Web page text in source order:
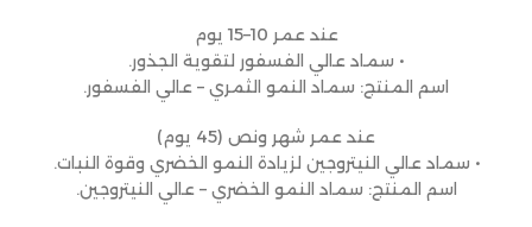
عند عمر 10–15 يوم
• سماد عالي الفسفور لتقوية الجذور.
اسم المنتج: سماد النمو الثمري – عالي الفسفور.
عند عمر شهر ونص (45 يوم)
• سماد عالي النيتروجين لزيادة النمو الخضري وقوة النبات.
اسم المنتج: سماد النمو الخضري – عالي النيتروجين.